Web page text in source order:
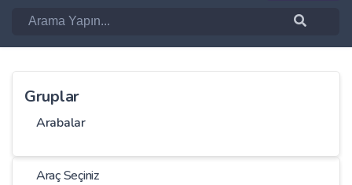
Gruplar
Arabalar
Araç Seçiniz